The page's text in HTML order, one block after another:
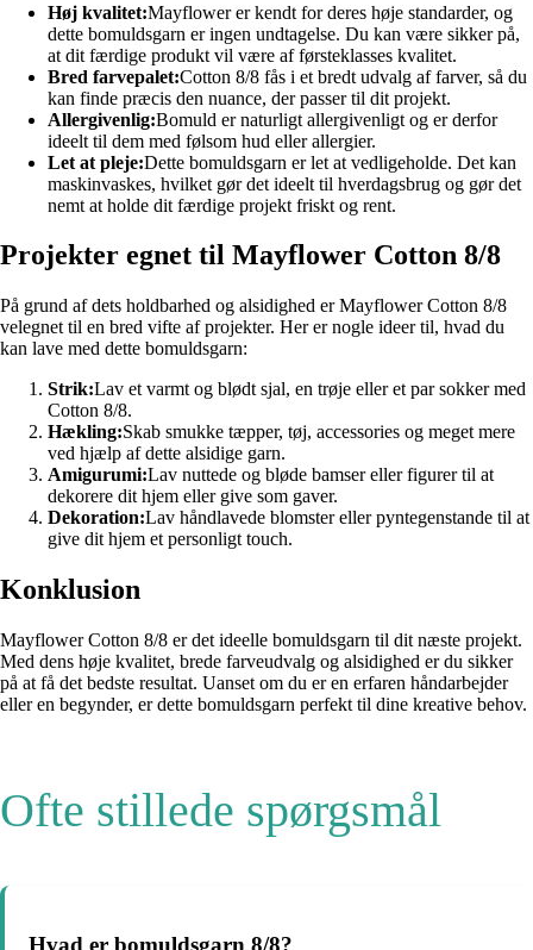
Høj kvalitet:Mayflower er kendt for deres høje standarder, og
dette bomuldsgarn er ingen undtagelse. Du kan være sikker på,
at dit færdige produkt vil være af førsteklasses kvalitet.
Bred farvepalet:Cotton 8/8 fås i et bredt udvalg af farver, så du
kan finde præcis den nuance, der passer til dit projekt.
Allergivenlig:Bomuld er naturligt allergivenligt og er derfor
ideelt til dem med følsom hud eller allergier.
Let at pleje:Dette bomuldsgarn er let at vedligeholde. Det kan
maskinvaskes, hvilket gør det ideelt til hverdagsbrug og gør det
nemt at holde dit færdige projekt friskt og rent.
Projekter egnet til Mayflower Cotton 8/8
På grund af dets holdbarhed og alsidighed er Mayflower Cotton 8/8
velegnet til en bred vifte af projekter. Her er nogle ideer til, hvad du
kan lave med dette bomuldsgarn:
Strik:Lav et varmt og blødt sjal, en trøje eller et par sokker med
Cotton 8/8.
Hækling:Skab smukke tæpper, tøj, accessories og meget mere
ved hjælp af dette alsidige garn.
Amigurumi:Lav nuttede og bløde bamser eller figurer til at
dekorere dit hjem eller give som gaver.
Dekoration:Lav håndlavede blomster eller pyntegenstande til at
give dit hjem et personligt touch.
Konklusion
Mayflower Cotton 8/8 er det ideelle bomuldsgarn til dit næste projekt.
Med dens høje kvalitet, brede farveudvalg og alsidighed er du sikker
på at få det bedste resultat. Uanset om du er en erfaren håndarbejder
eller en begynder, er dette bomuldsgarn perfekt til dine kreative behov.
Ofte stillede spørgsmål
Hvad er bomuldsgarn 8/8?